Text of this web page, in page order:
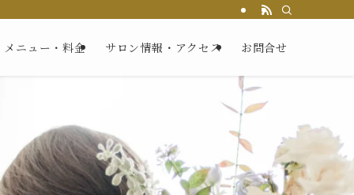
メニュー・料金 サロン情報・アクセス お問合せ